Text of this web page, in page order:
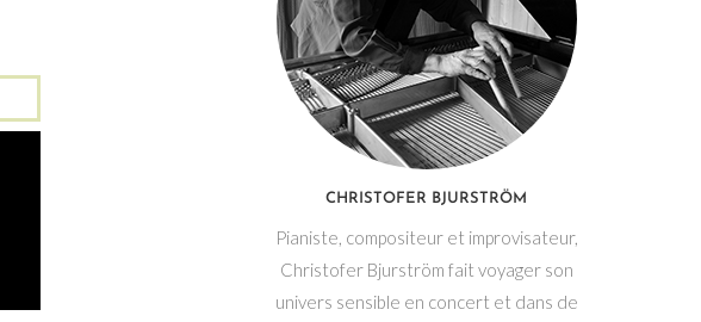
CHRISTOFER BJURSTRÖM
Pianiste, compositeur et improvisateur,
Christofer Bjurström fait voyager son
univers sensible en concert et dans de